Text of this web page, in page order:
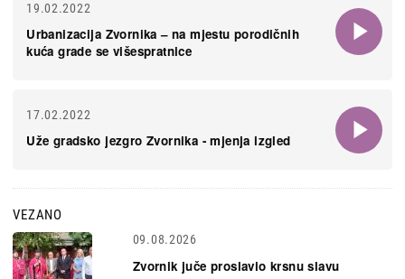
19.02.2022
Urbanizacija Zvornika – na mjestu porodičnih
kuća grade se višespratnice
17.02.2022
Uže gradsko jezgro Zvornika - mjenja izgled
VEZANO
09.08.2026
Zvornik juče proslavio krsnu slavu